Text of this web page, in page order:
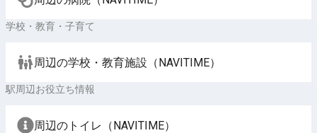
学校・教育・子育て
周辺の学校・教育施設（NAVITIME）
駅周辺お役立ち情報
周辺のトイレ（NAVITIME）